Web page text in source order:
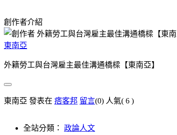
創作者介紹
東南亞
外籍勞工與台灣雇主最佳溝通橋樑【東南亞】
東南亞 發表在 痞客邦 留言(0) 人氣( 6 )
全站分類： 政論人文